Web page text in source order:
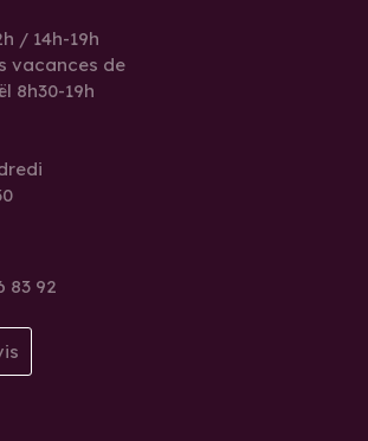
/ 14h-19h
vacances de
8h30-19h
83 92